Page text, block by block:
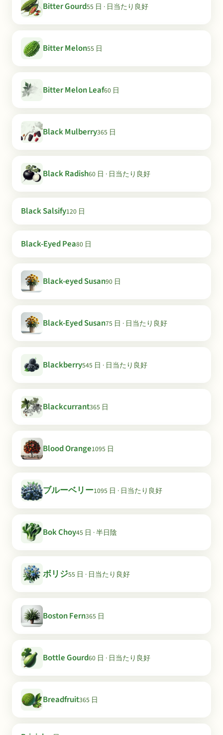
Bitter Gourd55 日 · 日当たり良好
Bitter Melon55 日
Bitter Melon Leaf60 日
Black Mulberry365 日
Black Radish60 日 · 日当たり良好
Black Salsify120 日
Black-Eyed Pea80 日
Black-eyed Susan90 日
Black-Eyed Susan75 日 · 日当たり良好
Blackberry545 日 · 日当たり良好
Blackcurrant365 日
Blood Orange1095 日
ブルーベリー1095 日 · 日当たり良好
Bok Choy45 日 · 半日陰
ボリジ55 日 · 日当たり良好
Boston Fern365 日
Bottle Gourd60 日 · 日当たり良好
Breadfruit365 日